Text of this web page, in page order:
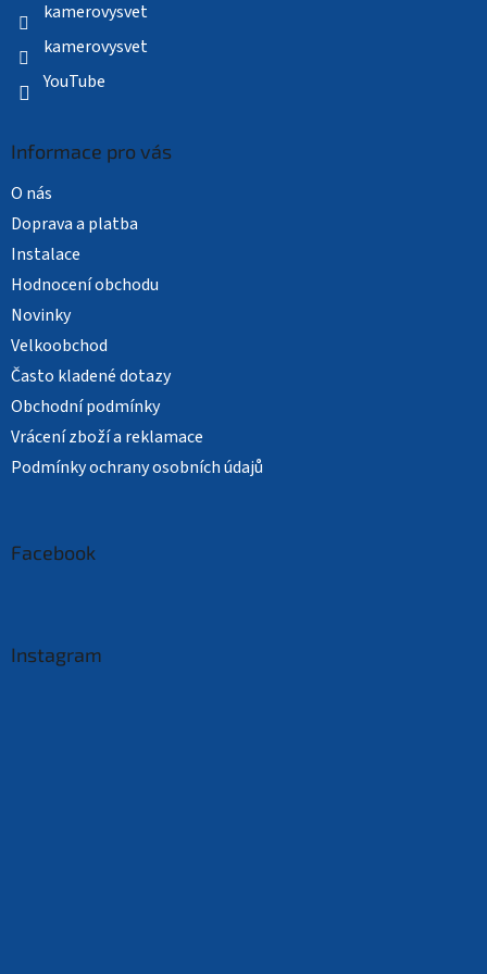
kamerovysvet
kamerovysvet
YouTube
Informace pro vás
O nás
Doprava a platba
Instalace
Hodnocení obchodu
Novinky
Velkoobchod
Často kladené dotazy
Obchodní podmínky
Vrácení zboží a reklamace
Podmínky ochrany osobních údajů
Facebook
Instagram